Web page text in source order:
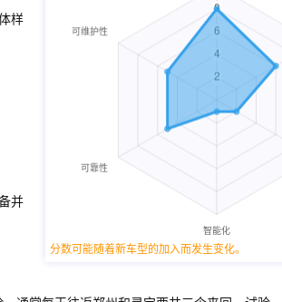
分数可能随着新车型的加入而发生变化。
样
并